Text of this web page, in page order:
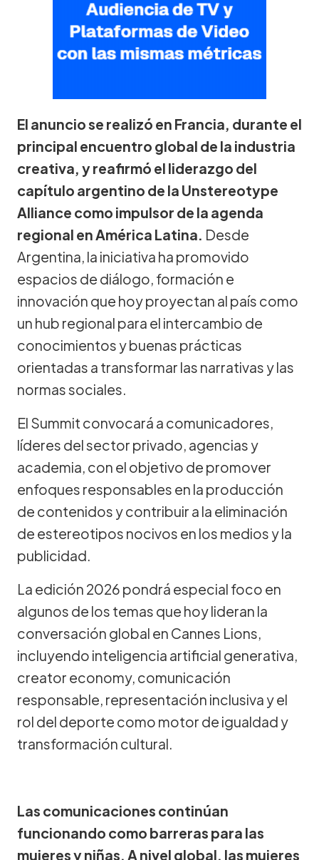
El anuncio se realizó en Francia, durante el
principal encuentro global de la industria
creativa, y reafirmó el liderazgo del
capítulo argentino de la Unstereotype
Alliance como impulsor de la agenda
regional en América Latina. Desde
Argentina, la iniciativa ha promovido
espacios de diálogo, formación e
innovación que hoy proyectan al país como
un hub regional para el intercambio de
conocimientos y buenas prácticas
orientadas a transformar las narrativas y las
normas sociales.
El Summit convocará a comunicadores,
líderes del sector privado, agencias y
academia, con el objetivo de promover
enfoques responsables en la producción
de contenidos y contribuir a la eliminación
de estereotipos nocivos en los medios y la
publicidad.
La edición 2026 pondrá especial foco en
algunos de los temas que hoy lideran la
conversación global en Cannes Lions,
incluyendo inteligencia artificial generativa,
creator economy, comunicación
responsable, representación inclusiva y el
rol del deporte como motor de igualdad y
transformación cultural.
Las comunicaciones continúan
funcionando como barreras para las
mujeres y niñas. A nivel global, las mujeres